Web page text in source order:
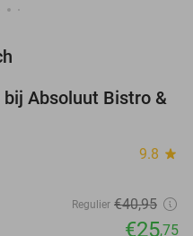
37%
Absoluut Bistro &
9.8 star
Regulier €40,95
€25,75